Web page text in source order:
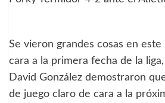
Se vieron grandes cosas en
cara a la primera fecha de la
David González demostraron
de juego claro de cara a la